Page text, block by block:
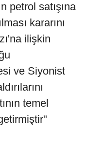
petrol satışına
kararını
ilişkin
ve Siyonist
temel